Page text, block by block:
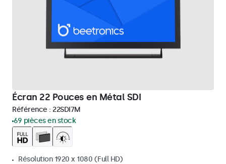
Écran 22 Pouces en Métal SDI
Référence : 22SDI7M
69 pièces en stock
Résolution 1920 x 1080 (Full HD)